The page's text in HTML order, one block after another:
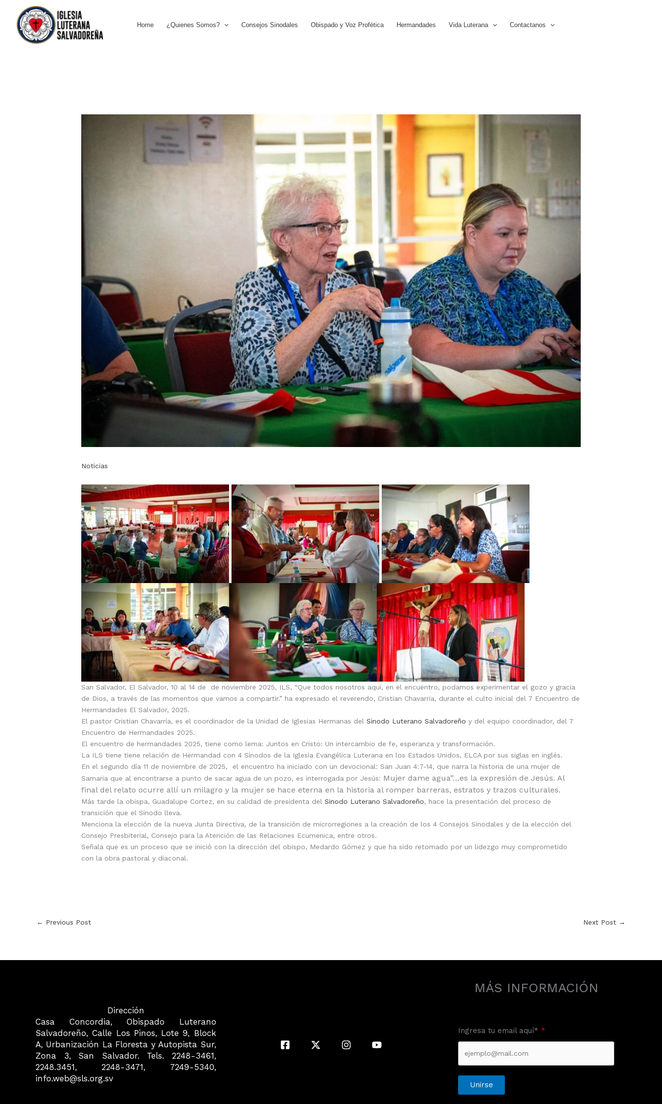
content
Home ¿Quienes Somos? Consejos Sinodales Obispado y Voz Profética Hermandades Vida Luterana Contactanos
Noticias
San Salvador, El Salvador, 10 al 14 de de noviembre 2025, ILS, “Que todos nosotros aquí, en el encuentro, podamos experimentar el gozo y gracia
de Dios, a través de las momentos que vamos a compartir.” ha expresado el reverendo, Cristian Chavarria, durante el culto inicial del 7 Encuentro de
Hermandades El Salvador, 2025.
El pastor Cristian Chavarría, es el coordinador de la Unidad de Iglesias Hermanas delSinodo Luterano Salvadoreño y del equipo coordinador, del 7
Encuentro de Hermandades 2025.
El encuentro de hermandades 2025, tiene como lema: Juntos en Cristo: Un intercambio de fe, esperanza y transformación.
La ILS tiene tiene relación de Hermandad con 4 Sinodos de la Iglesia Evangélica Luterana en los Estados Unidos, ELCA por sus siglas en inglés.
En el segundo día 11 de noviembre de 2025, el encuentro ha iniciado con un devocional: San Juan 4:7-14, que narra la historia de una mujer de
Samaria que al encontrarse a punto de sacar agua de un pozo, es interrogada por Jesús: Mujer dame agua”…es la expresión de Jesús. Al
final del relato ocurre allí un milagro y la mujer se hace eterna en la historia al romper barreras, estratos y trazos culturales.
Más tarde la obispa, Guadalupe Cortez, en su calidad de presidenta delSinodo Luterano Salvadoreño, hace la presentación del proceso de
transición que el Sinodo lleva.
Menciona la elección de la nueva Junta Directiva, de la transición de microrregiones a la creación de los 4 Consejos Sinodales y de la elección del
Consejo Presbiterial, Consejo para la Atención de las Relaciones Ecumenica, entre otros.
Señala que es un proceso que se inició con la dirección del obispo, Medardo Gómez y que ha sido retomado por un lidezgo muy comprometido
con la obra pastoral y diaconal.
← Previous Post Next Post →
Dirección
Casa Concordia, Obispado Luterano
Salvadoreño, Calle Los Pinos, Lote 9, Block
A, Urbanización La Floresta y Autopista Sur,
Zona 3, San Salvador. Tels. 2248-3461,
2248.3451, 2248-3471, 7249-5340,
info.web@sls.org.sv
MÁS INFORMACIÓN
Ingresa tu email aquí*
Unirse